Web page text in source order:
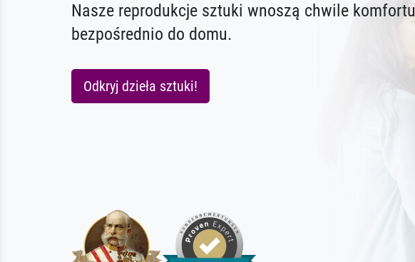
Nasze reprodukcje sztuki wnoszą chwile komfortu
bezpośrednio do domu.
Odkryj dzieła sztuki!